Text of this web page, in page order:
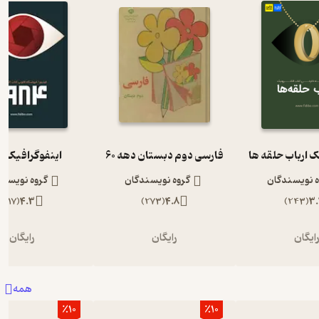
ارباب حلقه ها
نویسندگان
(
243
)
فارسی دوم دبستان دهه 60
گروه نویسندگان
4.8
(
273
)
رایگان
اینفوگرافیک 1984
گروه
4.3
(
117
رایگان
همه
٪10 ٪10